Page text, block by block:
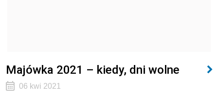
Majówka 2021 – kiedy, dni wolne
06 kwi 2021